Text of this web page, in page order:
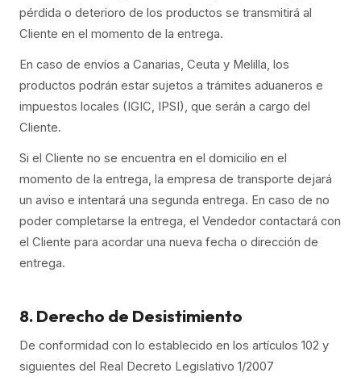
pérdida o deterioro de los productos se transmitirá al
Cliente en el momento de la entrega.
En caso de envíos a Canarias, Ceuta y Melilla, los
productos podrán estar sujetos a trámites aduaneros e
impuestos locales (IGIC, IPSI), que serán a cargo del
Cliente.
Si el Cliente no se encuentra en el domicilio en el
momento de la entrega, la empresa de transporte dejará
un aviso e intentará una segunda entrega. En caso de no
poder completarse la entrega, el Vendedor contactará con
el Cliente para acordar una nueva fecha o dirección de
entrega.
8. Derecho de Desistimiento
De conformidad con lo establecido en los artículos 102 y
siguientes del Real Decreto Legislativo 1/2007